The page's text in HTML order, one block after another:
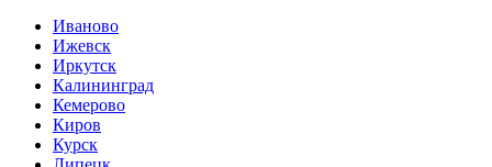
Иваново
Ижевск
Иркутск
Калининград
Кемерово
Киров
Курск